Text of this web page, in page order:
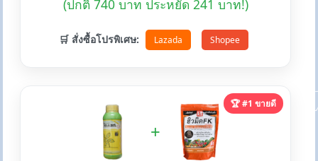
(ปกติ 740 บาท ประหยัด 241 บาท!)
🛒 สั่งซื้อโปรพิเศษ: Lazada Shopee
🏆 #1 ขายดี
+